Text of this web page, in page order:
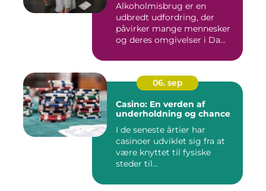
Alkoholmisbrug er en
udbredt udfordring, der
påvirker mange mennesker
og deres omgivelser i Da...
06. sep
Casino: En verden af
underholdning og chance
I de seneste årtier har
casinoer udviklet sig fra at
være knyttet til fysiske
steder til...